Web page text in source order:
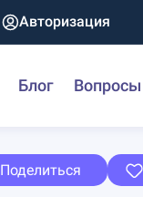
Авторизация
Блог Вопросы
Поделиться